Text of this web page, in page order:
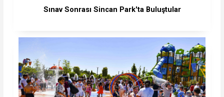
Sınav Sonrası Sincan Park'ta Buluştular